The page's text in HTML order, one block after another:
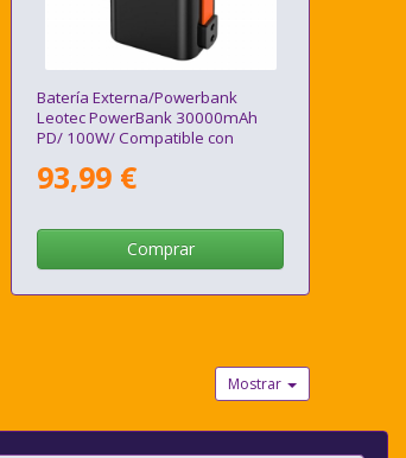
Batería Externa/Powerbank
Leotec PowerBank 30000mAh
PD/ 100W/ Compatible con
93,99 €
Comprar
Mostrar